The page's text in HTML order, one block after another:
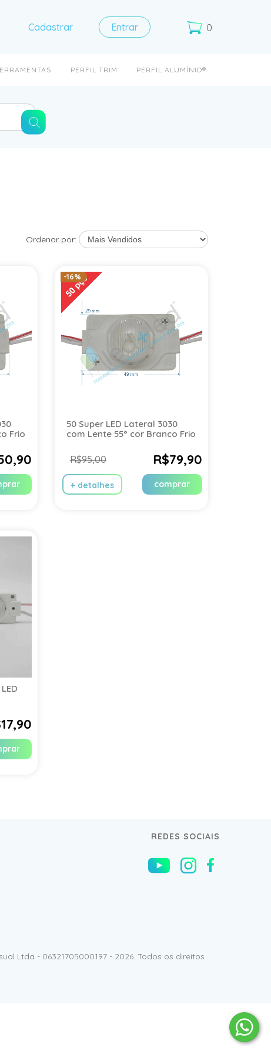
Cadastrar Entrar 0
PERFIL TRIM PERFIL ALUMÍNIO®
Ordenar por:
Frio
-16%
50 Super LED Lateral 3030
com Lente 55° cor Branco Frio
R$95,00 R$79,90
+ detalhes comprar
REDES SOCIAIS
Ltda - 06321705000197 - 2026. Todos os direitos